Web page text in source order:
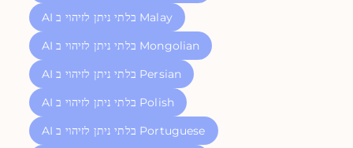
AI בלתי ניתן לזיהוי ב Malay
AI בלתי ניתן לזיהוי ב Mongolian
AI בלתי ניתן לזיהוי ב Persian
AI בלתי ניתן לזיהוי ב Polish
AI בלתי ניתן לזיהוי ב Portuguese